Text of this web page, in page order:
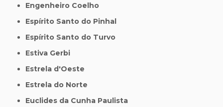
Engenheiro Coelho
Espírito Santo do Pinhal
Espírito Santo do Turvo
Estiva Gerbi
Estrela d'Oeste
Estrela do Norte
Euclides da Cunha Paulista